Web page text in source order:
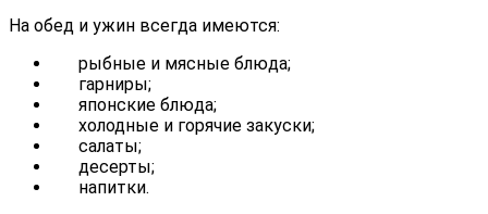
На обед и ужин всегда имеются:
рыбные и мясные блюда;
гарниры;
японские блюда;
холодные и горячие закуски;
салаты;
десерты;
напитки.